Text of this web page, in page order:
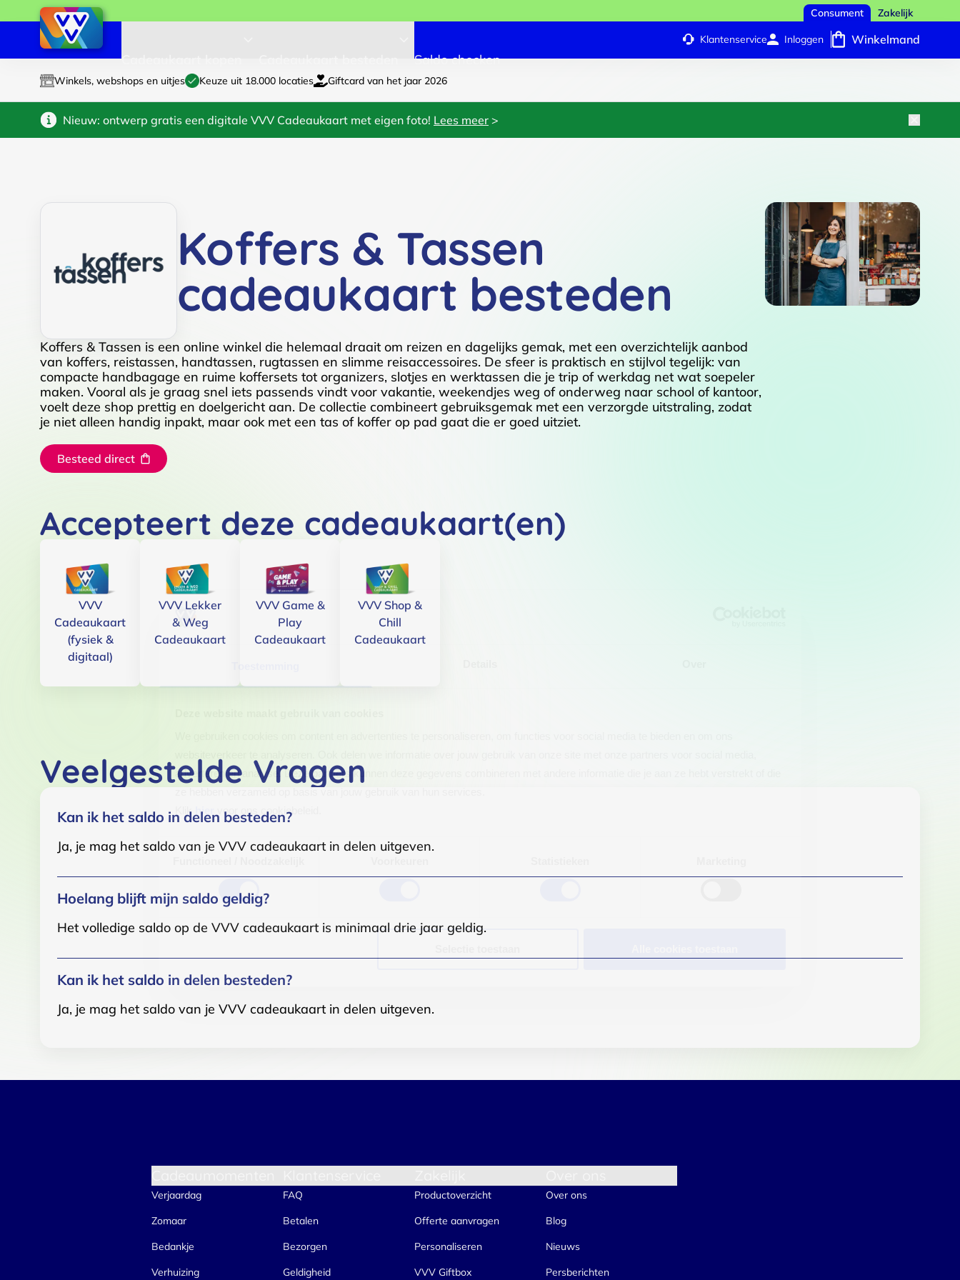
adverteren en analyse. Deze partners kunnen deze gegevens combineren met andere informatie die je aan ze hebt verstrekt of die
Klik
hier voor ons cookiebeleid.
Toestemmingsselectie
Consument Zakelijk
Saldo checken
Klantenservice Inloggen Winkelmand
Winkels, webshops en uitjes Keuze uit 18.000 locaties Giftcard van het jaar 2026
Nieuw: ontwerp gratis een digitale VVV Cadeaukaart met eigen foto! Lees meer >
Koffers & Tassen
cadeaukaart besteden
Koffers & Tassen is een online winkel die helemaal draait om reizen en dagelijks gemak, met een overzichtelijk aanbod
van koffers, reistassen, handtassen, rugtassen en slimme reisaccessoires. De sfeer is praktisch en stijlvol tegelijk: van
compacte handbagage en ruime koffersets tot organizers, slotjes en werktassen die je trip of werkdag net wat soepeler
maken. Vooral als je graag snel iets passends vindt voor vakantie, weekendjes weg of onderweg naar school of kantoor,
voelt deze shop prettig en doelgericht aan. De collectie combineert gebruiksgemak met een verzorgde uitstraling, zodat
je niet alleen handig inpakt, maar ook met een tas of koffer op pad gaat die er goed uitziet.
Besteed direct
Accepteert deze cadeaukaart(en)
VVV
Cadeaukaart
(fysiek &
digitaal)
VVV Lekker
& Weg
Cadeaukaart
VVV Game &
Play
Cadeaukaart
VVV Shop &
Chill
Cadeaukaart
Veelgestelde Vragen
Kan ik het saldo in delen besteden?
Ja, je mag het saldo van je VVV cadeaukaart in delen uitgeven.
Hoelang blijft mijn saldo geldig?
Het volledige saldo op de VVV cadeaukaart is minimaal drie jaar geldig.
Kan ik het saldo in delen besteden?
Ja, je mag het saldo van je VVV cadeaukaart in delen uitgeven.
Verjaardag
Zomaar
Bedankje
Verhuizing
FAQ
Betalen
Bezorgen
Geldigheid
Productoverzicht
Offerte aanvragen
Personaliseren
VVV Giftbox
Over ons
Blog
Nieuws
Persberichten